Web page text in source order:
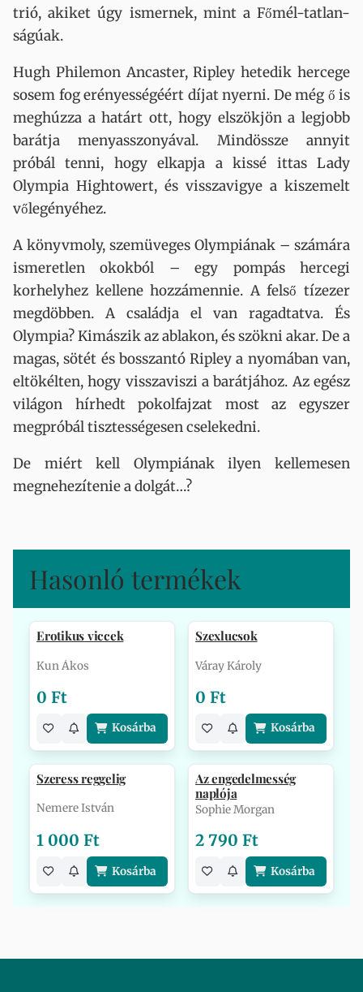
trió, akiket úgy ismernek, mint a Főmél-tatlan-
ságúak.
Hugh Philemon Ancaster, Ripley hetedik hercege
sosem fog erényességéért díjat nyerni. De még ő is
meghúzza a határt ott, hogy elszökjön a legjobb
barátja menyasszonyával. Mindössze annyit
próbál tenni, hogy elkapja a kissé ittas Lady
Olympia Hightowert, és visszavigye a kiszemelt
vőlegényéhez.
A könyvmoly, szemüveges Olympiának – számára
ismeretlen okokból – egy pompás hercegi
korhelyhez kellene hozzámennie. A felső tízezer
megdöbben. A családja el van ragadtatva. És
Olympia? Kimászik az ablakon, és szökni akar. De a
magas, sötét és bosszantó Ripley a nyomában van,
eltökélten, hogy visszaviszi a barátjához. Az egész
világon hírhedt pokolfajzat most az egyszer
megpróbál tisztességesen cselekedni.
De miért kell Olympiának ilyen kellemesen
megnehezítenie a dolgát…?
Hasonló termékek
Erotikus viccek
Kun Ákos
0 Ft
Kosárba
Szexlucsok
Váray Károly
0 Ft
Kosárba
Szeress reggelig
Nemere István
1 000 Ft
Kosárba
Az engedelmesség
naplója
Sophie Morgan
2 790 Ft
Kosárba